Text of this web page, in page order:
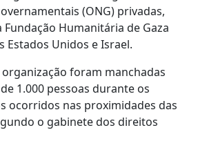
(ONG) privadas,
Humanitária de Gaza
Estados Unidos e Israel.
foram manchadas
1.000 pessoas durante os
ocorridos nas proximidades das
o gabinete dos direitos